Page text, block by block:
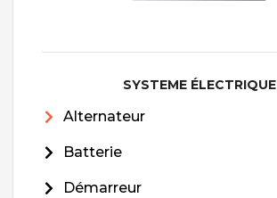
SYSTEME ÉLECTRIQUE
Alternateur
Batterie
Démarreur